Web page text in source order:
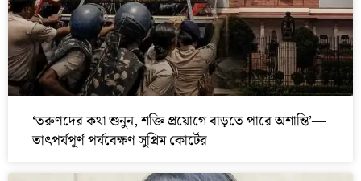
‘তরুণদের কথা শুনুন, শক্তি প্রয়োগে বাড়তে পারে অশান্তি’—
তাৎপর্যপূর্ণ পর্যবেক্ষণ সুপ্রিম কোর্টের